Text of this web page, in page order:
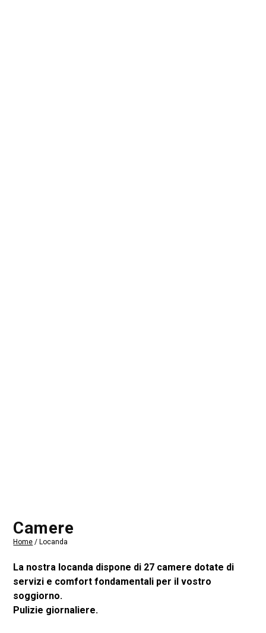
Camere
Home / Locanda
La nostra locanda dispone di 27 camere dotate di
servizi e comfort fondamentali per il vostro
soggiorno.
Pulizie giornaliere.